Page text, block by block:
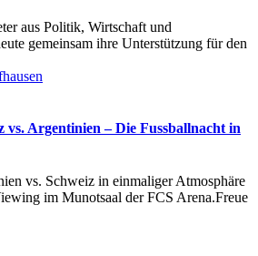
aus Politik, Wirtschaft und
gemeinsam ihre Unterstützung für den
vs. Argentinien – Die Fussballnacht in
vs. Schweiz in einmaliger Atmosphäre
im Munotsaal der FCS Arena.Freue